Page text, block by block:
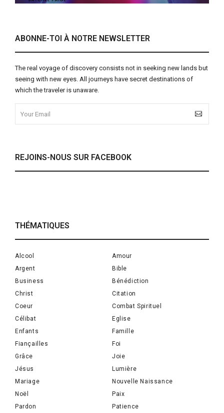
ABONNE-TOI À NOTRE NEWSLETTER
The real voyage of discovery consists not in seeking new lands but
seeing with new eyes. All journeys have secret destinations of
which the traveler is unaware.
REJOINS-NOUS SUR FACEBOOK
THÉMATIQUES
Alcool
Amour
Argent
Bible
Business
Bénédiction
Christ
Citation
Coeur
Combat Spirituel
Célibat
Eglise
Enfants
Famille
Fiançailles
Foi
Grâce
Joie
Jésus
Lumière
Mariage
Nouvelle Naissance
Noël
Paix
Pardon
Patience